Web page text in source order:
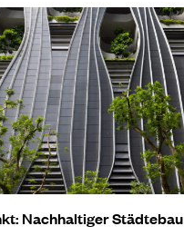
Nachhaltiger Städtebau